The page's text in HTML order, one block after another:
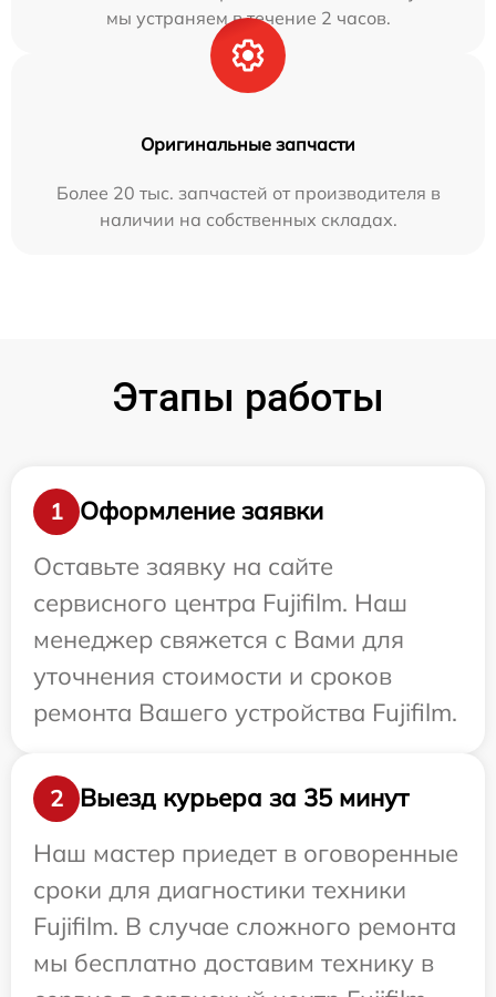
мы устраняем в течение 2 часов.
Оригинальные запчасти
Более 20 тыс. запчастей от производителя в
наличии на собственных складах.
Этапы работы
1
Оформление заявки
Оставьте заявку на сайте
сервисного центра Fujifilm. Наш
менеджер свяжется с Вами для
уточнения стоимости и сроков
ремонта Вашего устройства Fujifilm.
2
Выезд курьера за 35 минут
Наш мастер приедет в оговоренные
сроки для диагностики техники
Fujifilm. В случае сложного ремонта
мы бесплатно доставим технику в